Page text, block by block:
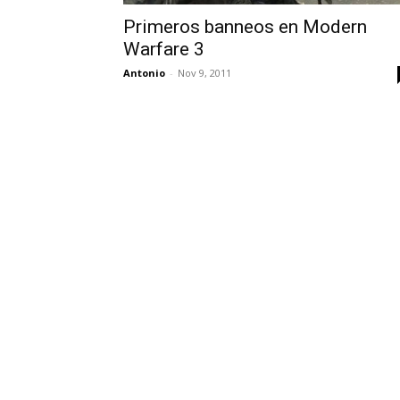
Primeros banneos en Modern
Warfare 3
Antonio - Nov 9, 2011